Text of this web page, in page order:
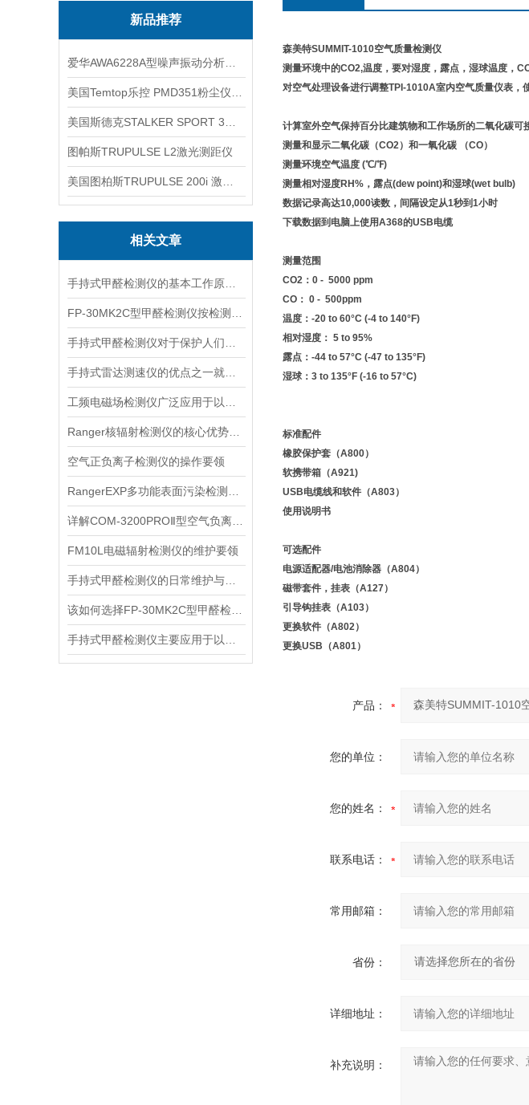
新品推荐
图帕斯TRUPULSE L2激光测距仪
相关文章
空气正负离子检测仪的操作要领
FM10L电磁辐射检测仪的维护要领
森美特SUMMIT-1010空气质量检测仪
测量环境中的CO2,温度，要对湿度，露点，湿球温度，
对空气处理设备进行调整TPI-1010A室内空气质量仪表，
计算室外空气保持百分比建筑物和工作场所的二氧化碳可
测量和显示二氧化碳（CO2）和一氧化碳 （CO）
测量环境空气温度 (℃/℉)
测量相对湿度RH%，露点(dew point)和湿球(wet bulb)
数据记录高达10,000读数，间隔设定从1秒到1小时
下载数据到电脑上使用A368的USB电缆
测量范围
CO2：0 - 5000 ppm
CO： 0 - 500ppm
温度：-20 to 60°C (-4 to 140°F)
相对湿度： 5 to 95%
露点：-44 to 57°C (-47 to 135°F)
湿球：3 to 135°F (-16 to 57°C)
标准配件
橡胶保护套（A800）
软携带箱（A921)
USB电缆线和软件（A803）
使用说明书
可选配件
电源适配器/电池消除器（A804）
磁带套件，挂表（A127）
引导钩挂表（A103）
更换软件（A802）
更换USB（A801）
产品：
您的单位：
您的姓名：
联系电话：
常用邮箱：
省份：
详细地址：
补充说明：